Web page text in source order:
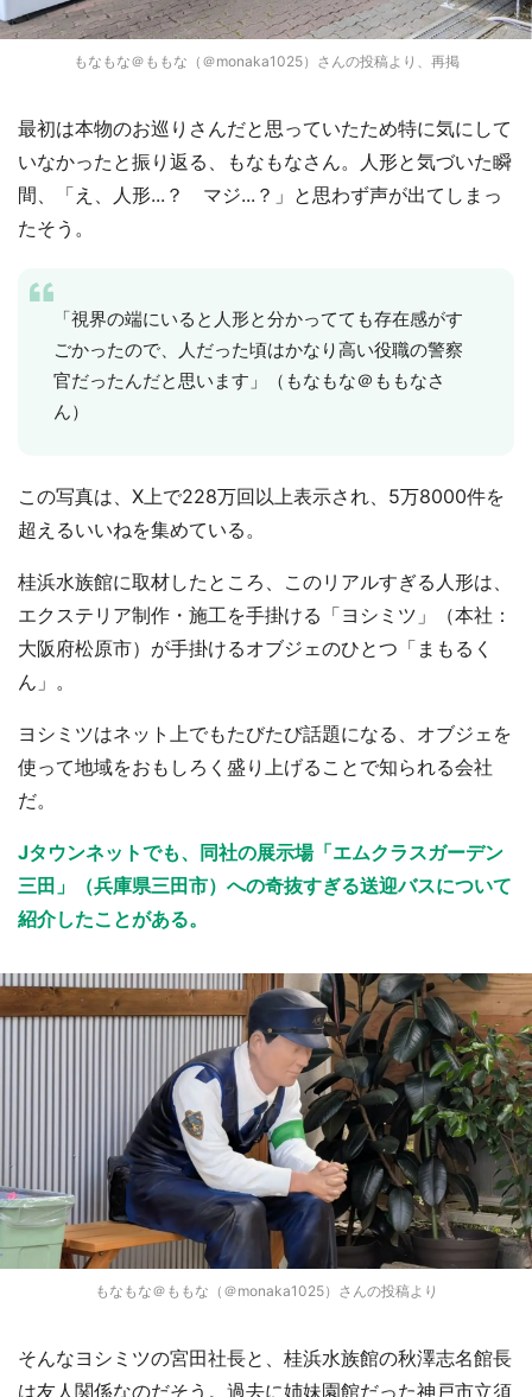
もなもな＠ももな（＠monaka1025）さんの投稿より、再掲
最初は本物のお巡りさんだと思っていたため特に気にして
いなかったと振り返る、もなもなさん。人形と気づいた瞬
間、「え、人形...？ マジ...？」と思わず声が出てしまっ
たそう。
「視界の端にいると人形と分かってても存在感がす
ごかったので、人だった頃はかなり高い役職の警察
官だったんだと思います」（もなもな＠ももなさ
ん）
この写真は、X上で228万回以上表示され、5万8000件を
超えるいいねを集めている。
桂浜水族館に取材したところ、このリアルすぎる人形は、
エクステリア制作・施工を手掛ける「ヨシミツ」（本社：
大阪府松原市）が手掛けるオブジェのひとつ「まもるく
ん」。
ヨシミツはネット上でもたびたび話題になる、オブジェを
使って地域をおもしろく盛り上げることで知られる会社
だ。
Jタウンネットでも、同社の展示場「エムクラスガーデン
三田」（兵庫県三田市）への奇抜すぎる送迎バスについて
紹介したことがある。
もなもな＠ももな（＠monaka1025）さんの投稿より
そんなヨシミツの宮田社長と、桂浜水族館の秋澤志名館長
は友人関係なのだそう。過去に姉妹園館だった神戸市立須